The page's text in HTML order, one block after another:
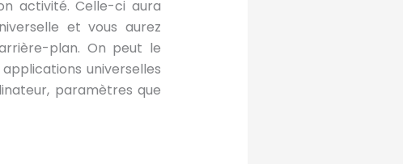
activité. Celle-ci aura
et vous aurez
plan. On peut le
universelles
paramètres que